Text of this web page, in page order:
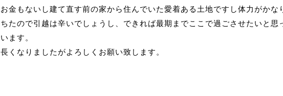
お金もないし建て直す前の家から住んでいた愛着ある土地ですし体力がかな
ちたので引越は辛いでしょうし、できれば最期までここで過ごさせたいと思
います。
長くなりましたがよろしくお願い致します。